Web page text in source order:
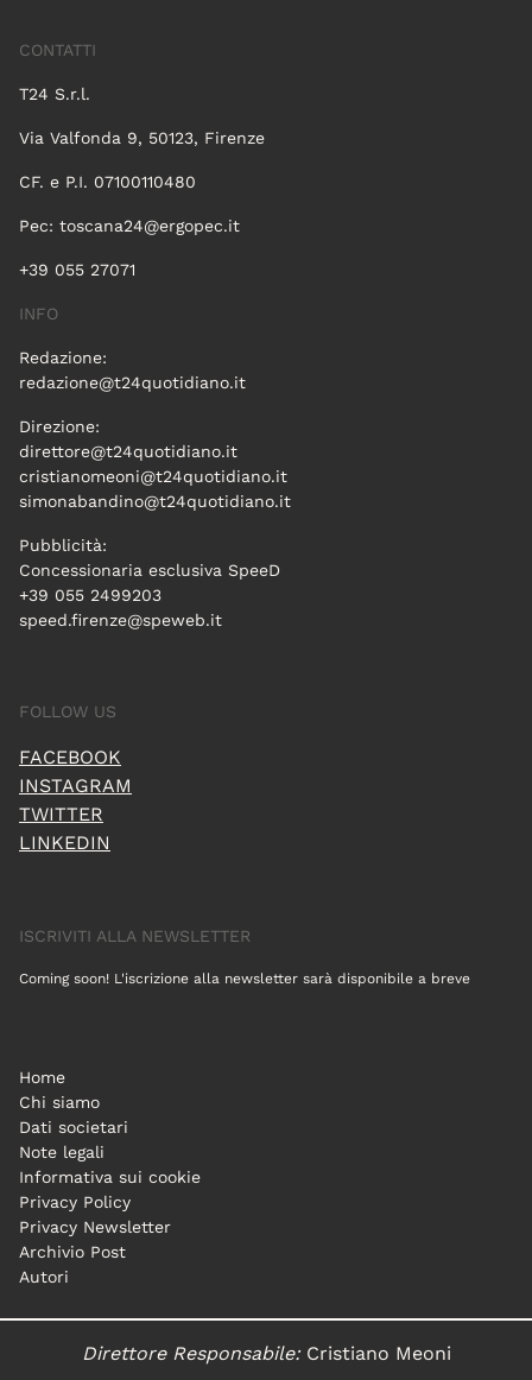
CONTATTI
T24 S.r.l.
Via Valfonda 9, 50123, Firenze
CF. e P.I. 07100110480
Pec: toscana24@ergopec.it
+39 055 27071
INFO
Redazione:
redazione@t24quotidiano.it
Direzione:
direttore@t24quotidiano.it
cristianomeoni@t24quotidiano.it
simonabandino@t24quotidiano.it
Pubblicità:
Concessionaria esclusiva SpeeD
+39 055 2499203
speed.firenze@speweb.it
FOLLOW US
FACEBOOK
INSTAGRAM
TWITTER
LINKEDIN
ISCRIVITI ALLA NEWSLETTER
Coming soon! L'iscrizione alla newsletter sarà disponibile a breve
Home
Chi siamo
Dati societari
Note legali
Informativa sui cookie
Privacy Policy
Privacy Newsletter
Archivio Post
Autori
Direttore Responsabile:Cristiano Meoni